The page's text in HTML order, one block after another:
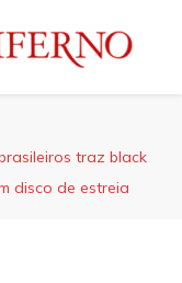
traz black
disco de estreia